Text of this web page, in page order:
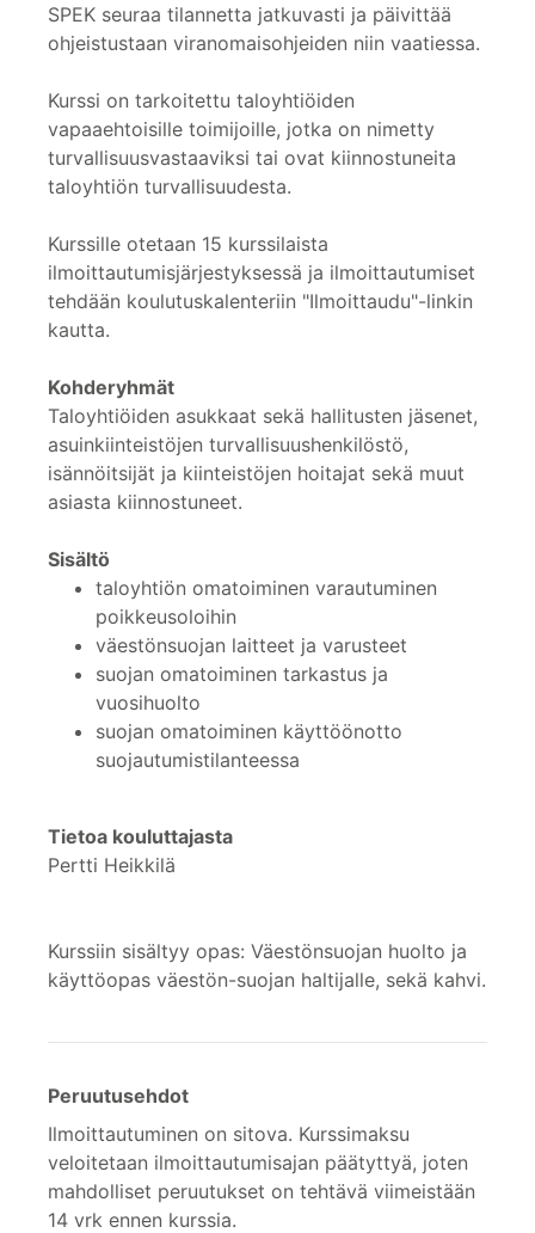
SPEK seuraa tilannetta jatkuvasti ja päivittää
ohjeistustaan viranomaisohjeiden niin vaatiessa.
Kurssi on tarkoitettu taloyhtiöiden
vapaaehtoisille toimijoille, jotka on nimetty
turvallisuusvastaaviksi tai ovat kiinnostuneita
taloyhtiön turvallisuudesta.
Kurssille otetaan 15 kurssilaista
ilmoittautumisjärjestyksessä ja ilmoittautumiset
tehdään koulutuskalenteriin "Ilmoittaudu"-linkin
kautta.
Kohderyhmät
Taloyhtiöiden asukkaat sekä hallitusten jäsenet,
asuinkiinteistöjen turvallisuushenkilöstö,
isännöitsijät ja kiinteistöjen hoitajat sekä muut
asiasta kiinnostuneet.
Sisältö
taloyhtiön omatoiminen varautuminen
poikkeusoloihin
väestönsuojan laitteet ja varusteet
suojan omatoiminen tarkastus ja
vuosihuolto
suojan omatoiminen käyttöönotto
suojautumistilanteessa
Tietoa kouluttajasta
Pertti Heikkilä
Kurssiin sisältyy opas: Väestönsuojan huolto ja
käyttöopas väestön-suojan haltijalle, sekä kahvi.
Peruutusehdot
Ilmoittautuminen on sitova. Kurssimaksu
veloitetaan ilmoittautumisajan päätyttyä, joten
mahdolliset peruutukset on tehtävä viimeistään
14 vrk ennen kurssia.